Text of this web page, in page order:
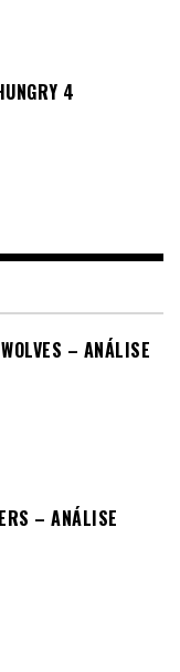
4
– ANÁLISE
– ANÁLISE